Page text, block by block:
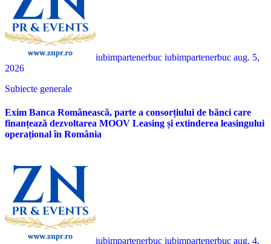
iubimpartenerbuc iubimpartenerbuc aug. 5,
2026
Subiecte generale
Exim Banca Românească, parte a consorțiului de bănci care
finanțează dezvoltarea MOOV Leasing și extinderea leasingului
operațional în România
iubimpartenerbuc iubimpartenerbuc aug. 4,